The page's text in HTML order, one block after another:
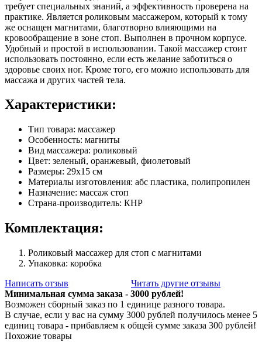
требует специальных знаний, а эффективность проверена на
практике. Является роликовым массажером, который к тому
же оснащен магнитами, благотворно влияющими на
кровообращение в зоне стоп. Выполнен в прочном корпусе.
Удобный и простой в использовании. Такой массажер стоит
использовать постоянно, если есть желание заботиться о
здоровье своих ног. Кроме того, его можно использовать для
массажа и других частей тела.
Характеристики:
Тип товара: массажер
Особенность: магниты
Вид массажера: роликовый
Цвет: зеленый, оранжевый, фиолетовый
Размеры: 29х15 см
Материалы изготовления: абс пластика, полипропилен
Назначение: массаж стоп
Страна-производитель: КНР
Комплектация:
Роликовый массажер для стоп с магнитами
Упаковка: коробка
Написать отзыв
Читать другие отзывы
Минимальная сумма заказа - 3000 рублей!
Возможен сборный заказ по 1 единице разного товара.
В случае, если у вас на сумму 3000 рублей получилось менее 5
единиц товара - прибавляем к общей сумме заказа 300 рублей!
Похожие товары